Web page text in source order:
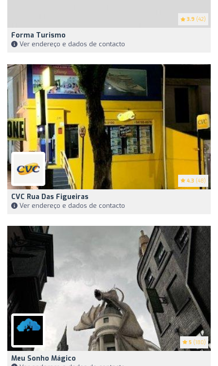
3.9 (42)
Forma Turismo
Ver endereço e dados de contacto
4.3 (48)
CVC Rua Das Figueiras
Ver endereço e dados de contacto
5 (180)
Meu Sonho Mágico